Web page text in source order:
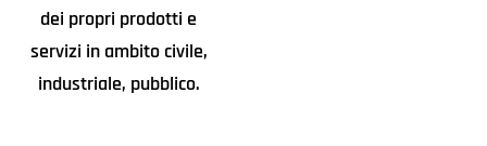
dei propri prodotti e
servizi in ambito civile,
industriale, pubblico.